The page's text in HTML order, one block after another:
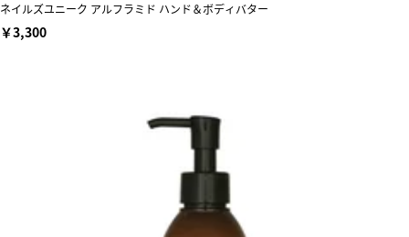
ネイルズユニーク アルフラミド ハンド＆ボディバター
￥3,300